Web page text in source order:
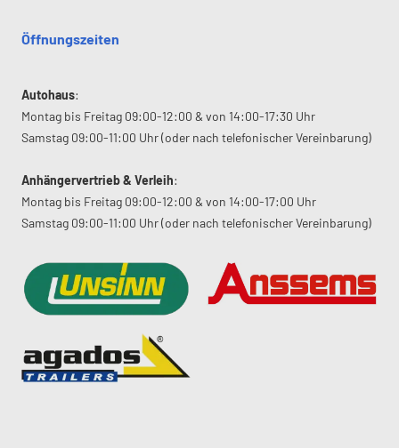
Öffnungszeiten
Autohaus:
Montag bis Freitag 09:00-12:00 & von 14:00-17:30 Uhr
Samstag 09:00-11:00 Uhr (oder nach telefonischer Vereinbarung)
Anhängervertrieb & Verleih:
Montag bis Freitag 09:00-12:00 & von 14:00-17:00 Uhr
Samstag 09:00-11:00 Uhr (oder nach telefonischer Vereinbarung)